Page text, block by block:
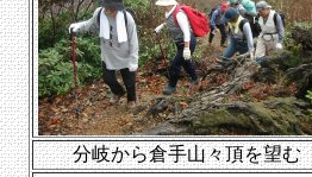
分岐から倉手山々頂を望む